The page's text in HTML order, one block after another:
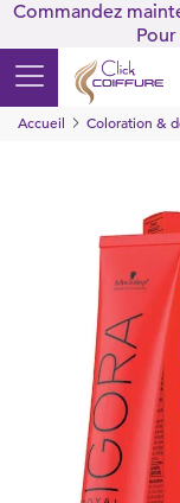
Commandez
Accueil
Coloration &